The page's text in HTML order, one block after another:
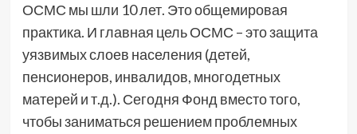
ОСМС мы шли 10 лет. Это общемировая
практика. И главная цель ОСМС – это защита
уязвимых слоев населения (детей,
пенсионеров, инвалидов, многодетных
матерей и т.д.). Сегодня Фонд вместо того,
чтобы заниматься решением проблемных